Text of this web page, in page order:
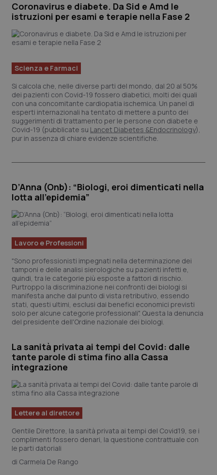
Ulcera & Reflusso
Vaccini
Coronavirus e diabete. Da Sid e Amd le
istruzioni per esami e terapie nella Fase 2
Scienza e Farmaci
Si calcola che, nelle diverse parti del mondo, dal 20 al 50%
dei pazienti con Covid-19 fossero diabetici, molti dei quali
con una concomitante cardiopatia ischemica. Un panel di
esperti internazionali ha tentato di mettere a punto dei
suggerimenti di trattamento per le persone con diabete e
Covid-19 (pubblicate su Lancet Diabetes &Endocrinology),
pur in assenza di chiare evidenze scientifiche.
D’Anna (Onb): “Biologi, eroi dimenticati nella
lotta all’epidemia”
Lavoro e Professioni
"Sono professionisti impegnati nella determinazione dei
tamponi e delle analisi sierologiche su pazienti infetti e,
quindi, tra le categorie più esposte a fattori di rischio.
Purtroppo la discriminazione nei confronti dei biologi si
manifesta anche dal punto di vista retributivo, essendo
stati, questi ultimi, esclusi dai benefici economici previsti
solo per alcune categorie professionali". Questa la denuncia
del presidente dell'Ordine nazionale dei biologi.
La sanità privata ai tempi del Covid: dalle
tante parole di stima fino alla Cassa
integrazione
Lettere al direttore
Gentile Direttore, la sanità privata ai tempi del Covid19, se i
complimenti fossero denari, la questione contrattuale con
le parti datoriali
Carmela De Rango